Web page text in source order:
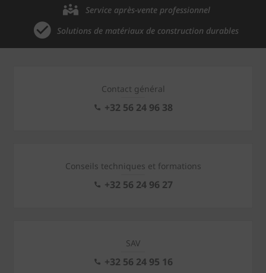
Service après-vente professionnel
Solutions de matériaux de construction durables
Contact général
+32 56 24 96 38
Conseils techniques et formations
+32 56 24 96 27
SAV
+32 56 24 95 16